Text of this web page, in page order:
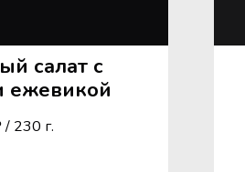
салат с
ежевикой
230 г.